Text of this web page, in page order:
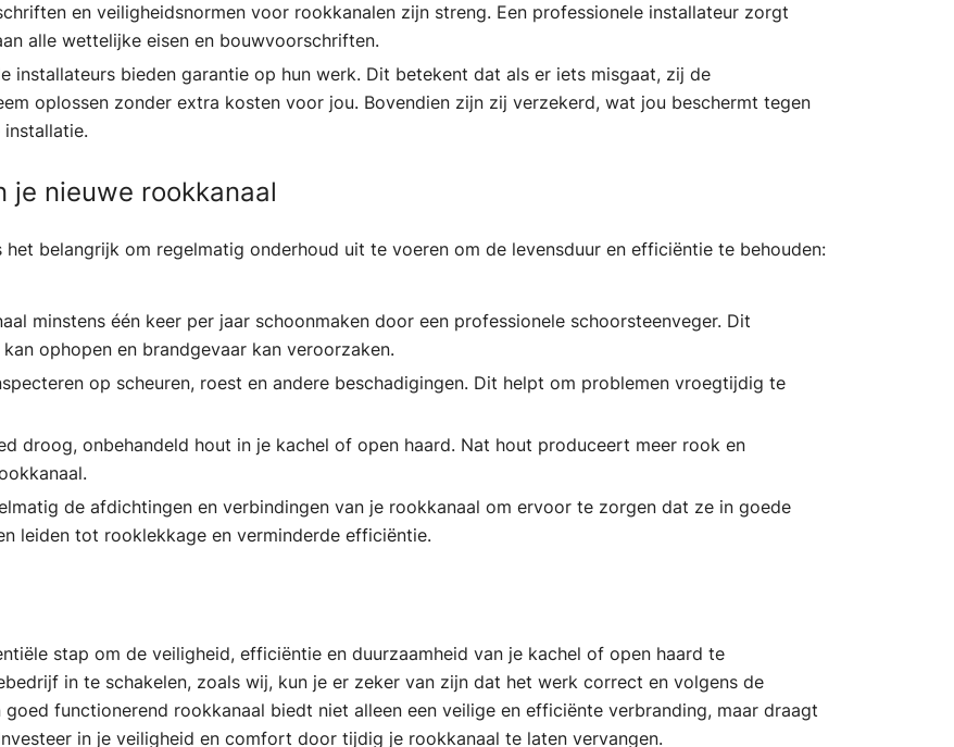
en veiligheidsnormen voor rookkanalen zijn streng. Een professionele installateur zorgt
alle wettelijke eisen en bouwvoorschriften.
installateurs bieden garantie op hun werk. Dit betekent dat als er iets misgaat, zij de
oplossen zonder extra kosten voor jou. Bovendien zijn zij verzekerd, wat jou beschermt tegen
je nieuwe rookkanaal
belangrijk om regelmatig onderhoud uit te voeren om de levensduur en efficiëntie te behouden:
minstens één keer per jaar schoonmaken door een professionele schoorsteenveger. Dit
ophopen en brandgevaar kan veroorzaken.
op scheuren, roest en andere beschadigingen. Dit helpt om problemen vroegtijdig te
droog, onbehandeld hout in je kachel of open haard. Nat hout produceert meer rook en
de afdichtingen en verbindingen van je rookkanaal om ervoor te zorgen dat ze in goede
leiden tot rooklekkage en verminderde efficiëntie.
stap om de veiligheid, efficiëntie en duurzaamheid van je kachel of open haard te
in te schakelen, zoals wij, kun je er zeker van zijn dat het werk correct en volgens de
functionerend rookkanaal biedt niet alleen een veilige en efficiënte verbranding, maar draagt
in je veiligheid en comfort door tijdig je rookkanaal te laten vervangen.